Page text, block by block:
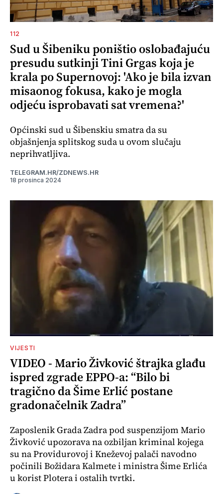
112
Sud u Šibeniku poništio oslobađajuću
presudu sutkinji Tini Grgas koja je
krala po Supernovoj: 'Ako je bila izvan
misaonog fokusa, kako je mogla
odjeću isprobavati sat vremena?'
Općinski sud u Šibenskiu smatra da su
objašnjenja splitskog suda u ovom slučaju
neprihvatljiva.
TELEGRAM.HR/ZDNEWS.HR
18 prosinca 2024
VIJESTI
VIDEO - Mario Živković štrajka glađu
ispred zgrade EPPO-a: “Bilo bi
tragično da Šime Erlić postane
gradonačelnik Zadra”
Zaposlenik Grada Zadra pod suspenzijom Mario
Živković upozorava na ozbiljan kriminal kojega
su na Providurovoj i Kneževoj palači navodno
počinili Božidara Kalmete i ministra Šime Erlića
u korist Plotera i ostalih tvrtki.